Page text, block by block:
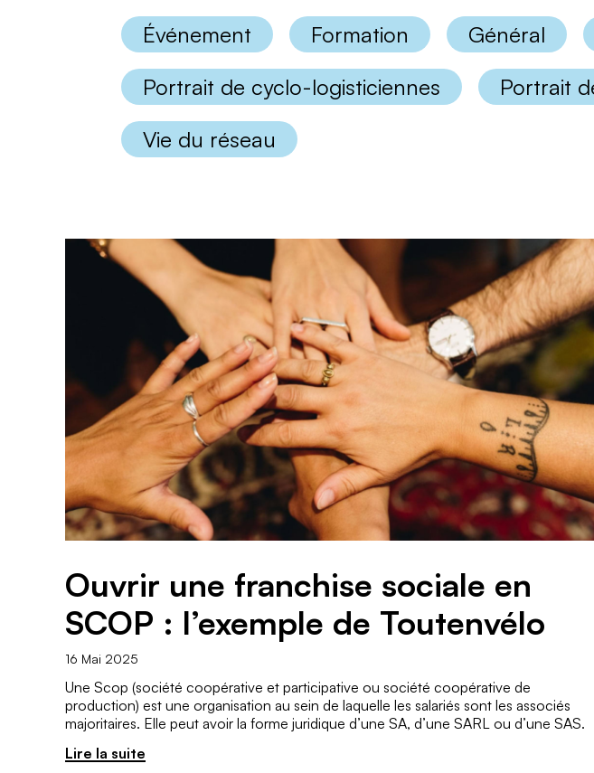
les
catégoriesÉvénement
Formation Général
Portrait de cyclo-logisticiennes
Portrait
Vie du réseau
Ouvrir une franchise sociale en
SCOP : l’exemple de Toutenvélo
16 Mai 2025
Une Scop (société coopérative et participative ou société coopérative de
production) est une organisation au sein de laquelle les salariés sont les associés
majoritaires. Elle peut avoir la forme juridique d’une SA, d’une SARL ou d’une SAS.
Lire la suite